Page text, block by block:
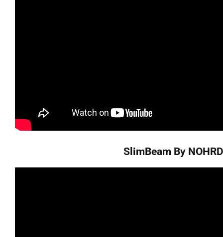
SlimBeam By NOHRD